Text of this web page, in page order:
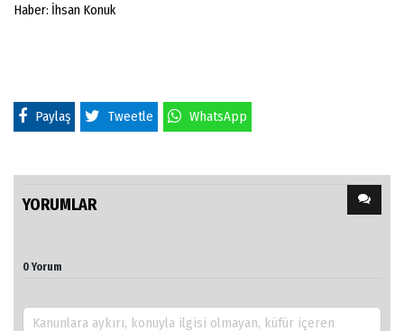
Haber: İhsan Konuk
Paylaş Tweetle WhatsApp
YORUMLAR
0 Yorum